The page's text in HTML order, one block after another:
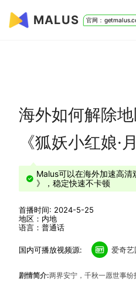
MALUS 官网：
海外如何解除
《狐妖小红娘·
Malus可以在海外加速高清
》，稳定快速不卡顿
首播时间: 2024-5-25
地区：内地
语言：普通话
国内可播放视频源: 爱奇艺
剧情简介:两界安宁，千秋一愿世事